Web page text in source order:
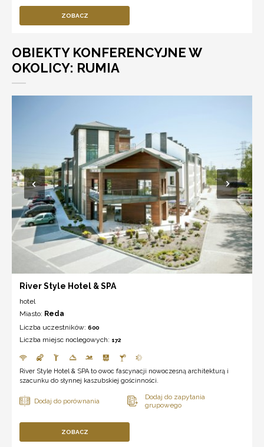
ZOBACZ
OBIEKTY KONFERENCYJNE W
OKOLICY: RUMIA
River Style Hotel & SPA
hotel
Miasto: Reda
Liczba uczestników: 600
Liczba miejsc noclegowych: 172
River Style Hotel & SPA to owoc fascynacji nowoczesną architekturą i
szacunku do słynnej kaszubskiej gościnności.
ZOBACZ